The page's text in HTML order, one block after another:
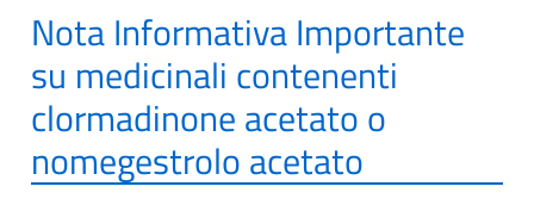
Nota Informativa Importante
su medicinali contenenti
clormadinone acetato o
nomegestrolo acetato